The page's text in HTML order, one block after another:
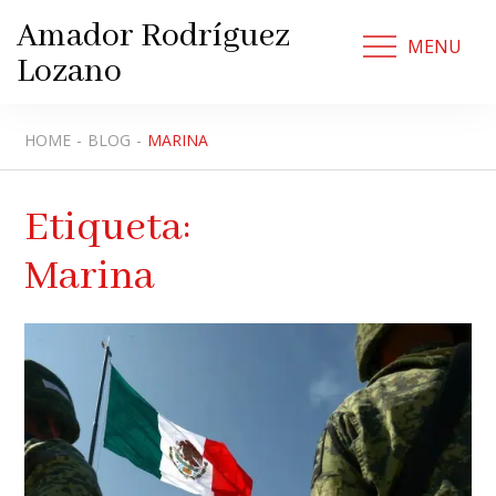
content
Amador Rodríguez
Lozano
MENU
HOME BLOG MARINA
Etiqueta:
Marina